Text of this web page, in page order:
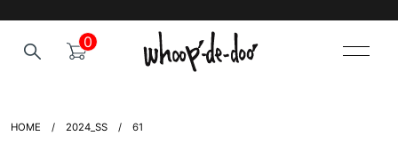
0
HOME 2024_SS 61